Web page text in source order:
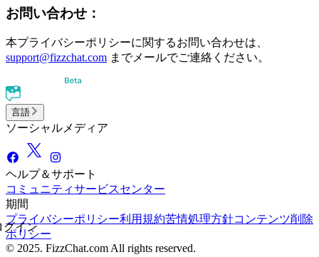
グイン
お問い合わせ：
本プライバシーポリシーに関するお問い合わせは、
support@fizzchat.com までメールでご連絡ください。
言語
ソーシャルメディア
ヘルプ＆サポート
コミュニティサービスセンター
期間
プライバシーポリシー利用規約苦情処理方針コンテンツ削除
ポリシー
© 2025. FizzChat.com All rights reserved.